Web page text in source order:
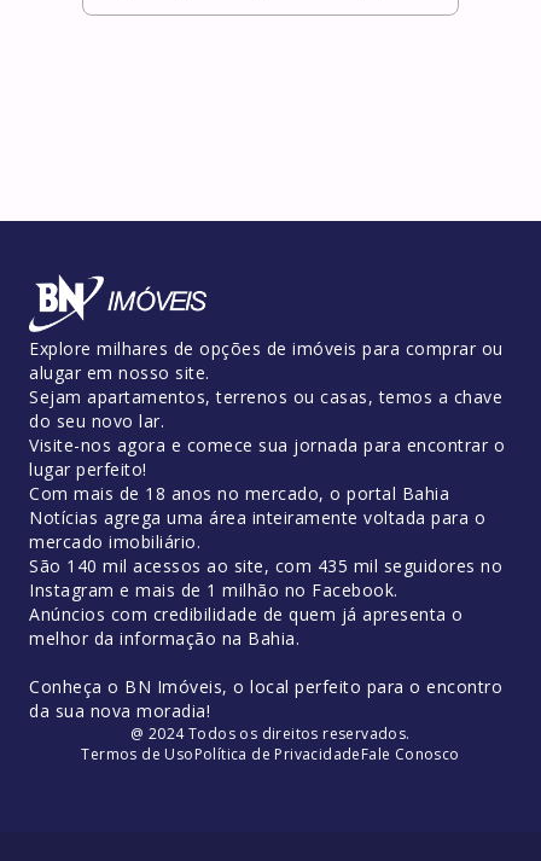
Explore milhares de opções de imóveis para comprar ou
alugar em nosso site.
Sejam apartamentos, terrenos ou casas, temos a chave
do seu novo lar.
Visite-nos agora e comece sua jornada para encontrar o
lugar perfeito!
Com mais de 18 anos no mercado, o portal Bahia
Notícias agrega uma área inteiramente voltada para o
mercado imobiliário.
São 140 mil acessos ao site, com 435 mil seguidores no
Instagram e mais de 1 milhão no Facebook.
Anúncios com credibilidade de quem já apresenta o
melhor da informação na Bahia.
Conheça o BN Imóveis, o local perfeito para o encontro
da sua nova moradia!
@ 2024 Todos os direitos reservados.
Termos de UsoPolítica de PrivacidadeFale Conosco